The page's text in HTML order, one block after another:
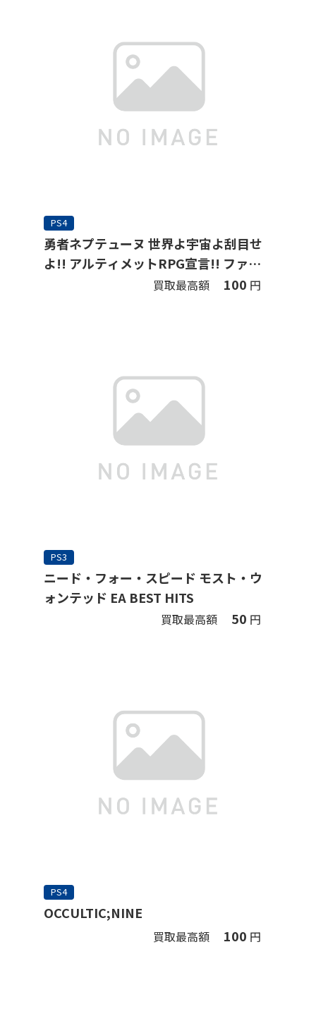
PS4
勇者ネプテューヌ 世界よ宇宙よ刮目せ
よ!! アルティメットRPG宣言!! ファミ
通DXパック (限定版)買取最高額 100 円
PS3
ニード・フォー・スピード モスト・ウ
ォンテッド EA BEST HITS
買取最高額 50 円
PS4
OCCULTIC;NINE
買取最高額 100 円